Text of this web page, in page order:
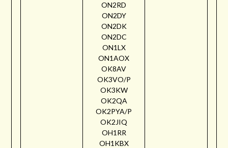
ON2RD
ON2DY
ON2DK
ON2DC
ON1LX
ON1AOX
OK8AV
OK3VO/P
OK3KW
OK2QA
OK2PYA/P
OK2JIQ
OH1RR
OH1KBX